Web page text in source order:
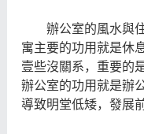
辦公室的風水與住
寓主要的功用就是休
壹些沒關系，重要的
辦公室的功用就是辦
導致明堂低矮，發展